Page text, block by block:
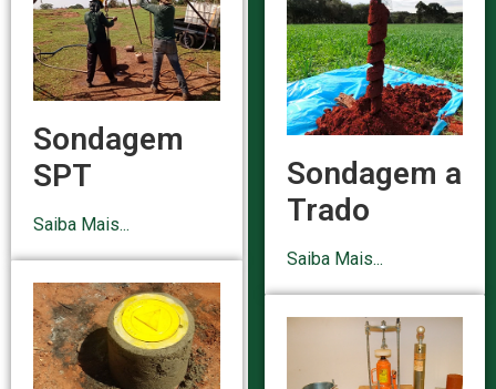
Sondagem
SPT
Saiba Mais...
Sondagem a
Trado
Saiba Mais...